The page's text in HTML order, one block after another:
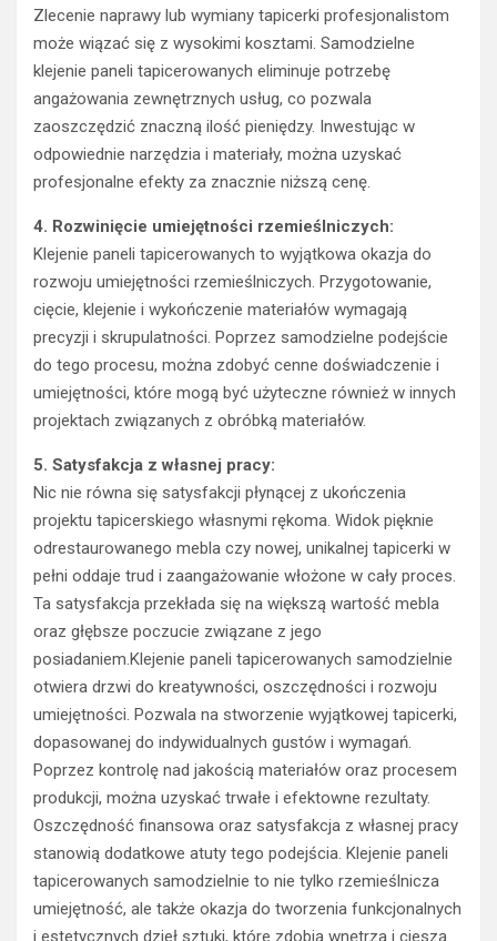
Zlecenie naprawy lub wymiany tapicerki profesjonalistom
może wiązać się z wysokimi kosztami. Samodzielne
klejenie paneli tapicerowanych eliminuje potrzebę
angażowania zewnętrznych usług, co pozwala
zaoszczędzić znaczną ilość pieniędzy. Inwestując w
odpowiednie narzędzia i materiały, można uzyskać
profesjonalne efekty za znacznie niższą cenę.
4. Rozwinięcie umiejętności rzemieślniczych:
Klejenie paneli tapicerowanych to wyjątkowa okazja do
rozwoju umiejętności rzemieślniczych. Przygotowanie,
cięcie, klejenie i wykończenie materiałów wymagają
precyzji i skrupulatności. Poprzez samodzielne podejście
do tego procesu, można zdobyć cenne doświadczenie i
umiejętności, które mogą być użyteczne również w innych
projektach związanych z obróbką materiałów.
5. Satysfakcja z własnej pracy:
Nic nie równa się satysfakcji płynącej z ukończenia
projektu tapicerskiego własnymi rękoma. Widok pięknie
odrestaurowanego mebla czy nowej, unikalnej tapicerki w
pełni oddaje trud i zaangażowanie włożone w cały proces.
Ta satysfakcja przekłada się na większą wartość mebla
oraz głębsze poczucie związane z jego
posiadaniem.Klejenie paneli tapicerowanych samodzielnie
otwiera drzwi do kreatywności, oszczędności i rozwoju
umiejętności. Pozwala na stworzenie wyjątkowej tapicerki,
dopasowanej do indywidualnych gustów i wymagań.
Poprzez kontrolę nad jakością materiałów oraz procesem
produkcji, można uzyskać trwałe i efektowne rezultaty.
Oszczędność finansowa oraz satysfakcja z własnej pracy
stanowią dodatkowe atuty tego podejścia. Klejenie paneli
tapicerowanych samodzielnie to nie tylko rzemieślnicza
umiejętność, ale także okazja do tworzenia funkcjonalnych
i estetycznych dzieł sztuki, które zdobią wnętrza i cieszą